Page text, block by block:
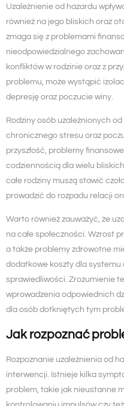
Uzależnienie od hazardu
również na jego bliskich oraz
zmaga się z problemami
nieodpowiedzialnego
konfliktów w rodzinie oraz z
problemu, może wystąpić
depresję oraz poczucie winy.
Rodziny osób uzależnionych
chronicznego stresu oraz
przyszłość, problemy
codziennością dla wielu
całe rodziny muszą stawić
prowadzić do rozpadu relacji
Warto również zauważyć, że
na całe społeczności. Wzrost
a także problemy zdrowotne
dodatkowe koszty dla systemu
sprawiedliwości. Zrozumienie
wprowadzenia odpowiednich
dla osób dotkniętych tym
Jak rozpoznać
Rozpoznanie uzależnienia od
interwencji. Istnieje kilka
problem, takie jak nieustanne